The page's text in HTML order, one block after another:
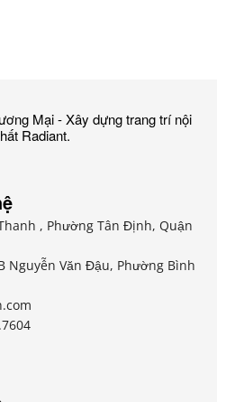
Mại - Xây dựng trang trí nội
Radiant.
, Phường Tân Định, Quận
Nguyễn Văn Đậu, Phường Bình